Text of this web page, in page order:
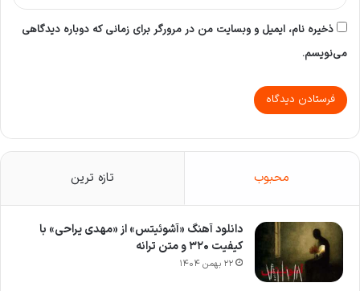
ذخیره نام، ایمیل و وبسایت من در مرورگر برای زمانی که دوباره دیدگاهی
می‌نویسم.
محبوب تازه ترین
دانلود آهنگ «آشوئیتس» از «مهدی یراحی» با
کیفیت ۳۲۰ و متن ترانه
۲۲ بهمن ۱۴۰۴